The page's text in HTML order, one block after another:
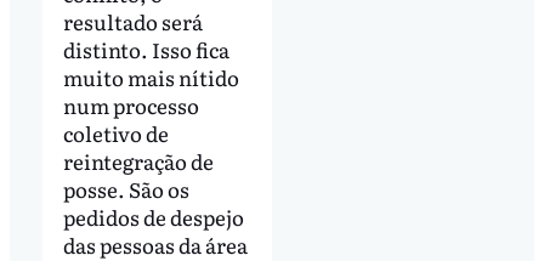
resultado será
distinto. Isso fica
muito mais nítido
num processo
coletivo de
reintegração de
posse. São os
pedidos de despejo
das pessoas da área